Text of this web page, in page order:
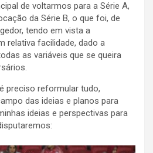
de voltarmos para a Série A,
da Série B, o que foi, de
tendo em vista a
relativa facilidade, dado a
as variáveis que se queira
preciso reformular tudo,
das ideias e planos para
ideias e perspectivas para